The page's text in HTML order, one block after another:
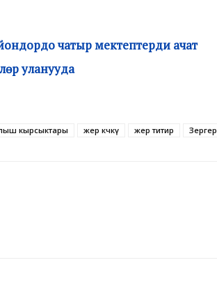
чатыр мектептерди ачат
уланууда
кырсыктары жер көчкү жер титир Зергер